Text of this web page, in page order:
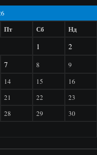
Пт Сб Нд
1
2
7 8
9
14 15
16
21 22
23
28 29
30